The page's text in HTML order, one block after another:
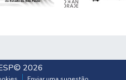
© 2026